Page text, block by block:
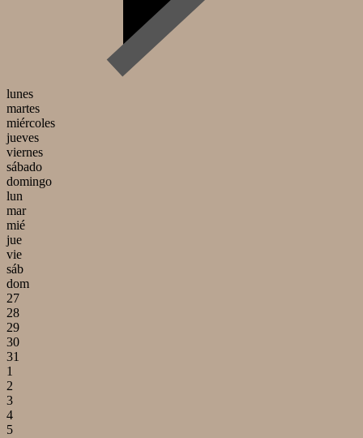
lunes
martes
miércoles
jueves
viernes
sábado
domingo
lun
mar
mié
jue
vie
sáb
dom
27
28
29
30
31
1
2
3
4
5